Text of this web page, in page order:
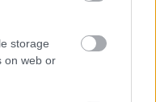
storage
on web or
és nem az igazi
a karosszékébe a
fején. Harsogott a
mertek venni, ő